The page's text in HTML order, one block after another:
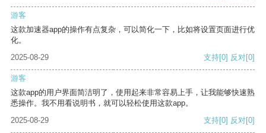
游客
这款加速器app的操作有点复杂，可以简化一下，比如将设置页面进行优
化。
2025-08-29
支持[0] 反对[0]
游客
这款app的用户界面简洁明了，使用起来非常容易上手，让我能够快速熟
悉操作。我不用看说明书，就可以轻松使用这款app。
2025-08-29
支持[0] 反对[0]